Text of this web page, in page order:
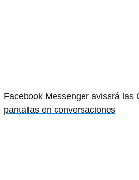
Facebook Messenger avisará las
pantallas en conversaciones